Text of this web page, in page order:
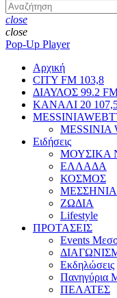
close
close
Pop-Up Player
Αρχική
CITY FM 103,8
ΔΙΑΥΛΟΣ 99.2
ΚΑΝΑΛΙ 20
MESSINIA
Eιδήσεις
ΜΟΥΣΙΚΑ
ΕΛΛΑΔΑ
ΚΟΣΜΟΣ
ΜΕΣΣΗΝΙΑ
ΖΩΔΙΑ
Lifestyle
ΠΡΟΤΑΣΕΙΣ
Events
Εκδηλώσεις
Πανηγύρια
ΠΕΛΑΤΕΣ